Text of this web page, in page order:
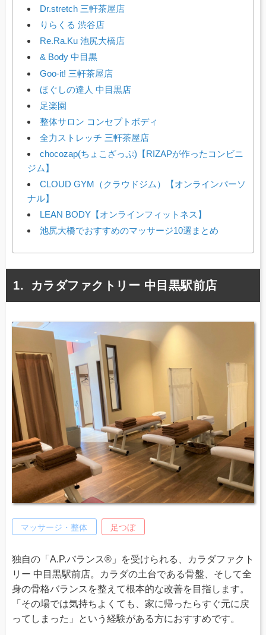
Dr.stretch 三軒茶屋店
りらくる 渋谷店
Re.Ra.Ku 池尻大橋店
& Body 中目黒
Goo-it! 三軒茶屋店
ほぐしの達人 中目黒店
足楽園
整体サロン コンセプトボディ
全力ストレッチ 三軒茶屋店
chocozap(ちょこざっぷ)【RIZAPが作ったコンビニ
ジム】
CLOUD GYM（クラウドジム）【オンラインパーソ
ナル】
LEAN BODY【オンラインフィットネス】
池尻大橋でおすすめのマッサージ10選まとめ
カラダファクトリー 中目黒駅前店
マッサージ・整体 足つぼ
独自の「A.P.バランス®」を受けられる、カラダファクト
リー 中目黒駅前店。カラダの土台である骨盤、そして全
身の骨格バランスを整えて根本的な改善を目指します。
「その場では気持ちよくても、家に帰ったらすぐ元に戻
ってしまった」という経験がある方におすすめです。